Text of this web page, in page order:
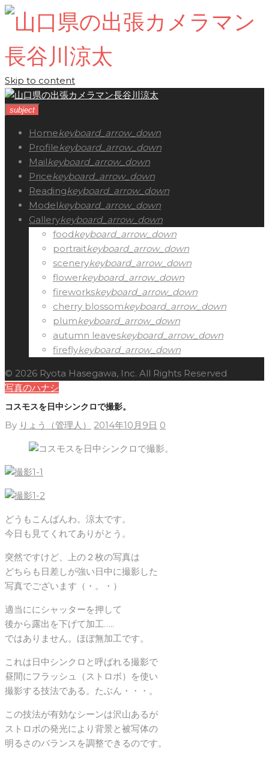
Skip to content
subject
Homekeyboard_arrow_down
Profilekeyboard_arrow_down
Mailkeyboard_arrow_down
Pricekeyboard_arrow_down
Readingkeyboard_arrow_down
Modelkeyboard_arrow_down
Gallerykeyboard_arrow_down
foodkeyboard_arrow_down
portraitkeyboard_arrow_down
scenerykeyboard_arrow_down
flowerkeyboard_arrow_down
fireworkskeyboard_arrow_down
cherry blossomkeyboard_arrow_down
plumkeyboard_arrow_down
autumn leaveskeyboard_arrow_down
fireflykeyboard_arrow_down
© 2026 Ryota Hasegawa, Inc. All Rights Reserved
写真のハナシ
コスモスを日中シンクロで撮影。
By りょう（管理人） 2014年10月9日 0
どうもこんばんわ。涼太です。
今日も見てくれてありがとう。
突然ですけど、上の２枚の写真は
どちらも日差しが強い日中に撮影した
写真でございます（・。・）
適当ににシャッターを押して
後から露出を下げて加工…..
ではありません。ほぼ無加工です。
これは日中シンクロと呼ばれる撮影で
昼間にフラッシュ（ストロボ）を使い
撮影する技法である。たぶん・・・。
この技法が有効なシーンは沢山あるが
ストロボの発光により背景と被写体の
明るさのバランスを調整できるのです。